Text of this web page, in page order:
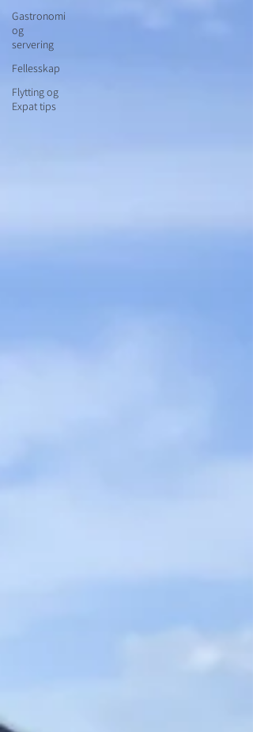
Gastronomi
og
servering
Fellesskap
Flytting og
Expat tips